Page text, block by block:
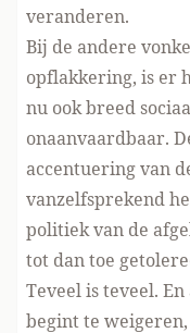
veranderen.
Bij de andere
opflakkering, is er
nu ook breed
onaanvaardbaar.
accentuering van
vanzelfsprekend
politiek van de
tot dan toe
Teveel is teveel.
begint te